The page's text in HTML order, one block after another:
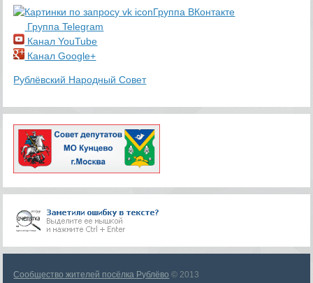
Группа ВКонтакте
Группа Telegram
Канал YouTube
Канал Google+
Рублёвский Народный Совет
Сообщество жителей посёлка Рублёво © 2013